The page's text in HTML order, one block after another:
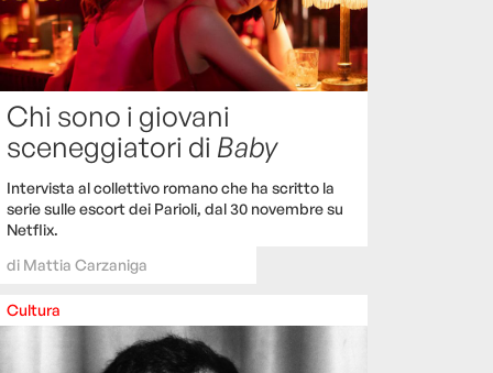
Chi sono i giovani
sceneggiatori di Baby
Intervista al collettivo romano che ha scritto la
serie sulle escort dei Parioli, dal 30 novembre su
Netflix.
di Mattia Carzaniga
Cultura